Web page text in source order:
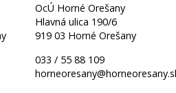
OcÚ Horné Orešany
Hlavná ulica 190/6
919 03 Horné Orešany
033 / 55 88 109